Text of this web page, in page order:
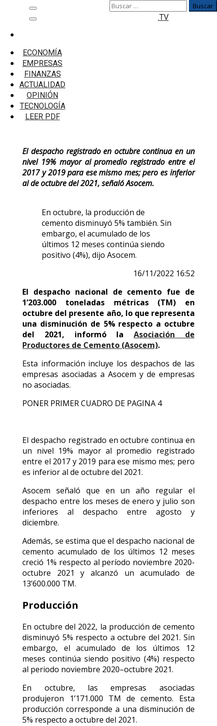
Menú
principal
ECONOMÍA
EMPRESAS
FINANZAS
ACTUALIDAD
OPINIÓN
TECNOLOGÍA
LEER PDF
Buscar:
.TV
Despacho nacional de cemento se contrajo 5% en
octubre, afirma Asocem
Despacho nacional de cemento se
contrajo 5% en octubre, afirma Asocem
El despacho registrado en octubre continua en un
nivel 19% mayor al promedio registrado entre el
2017 y 2019 para ese mismo mes; pero es inferior
al de octubre del 2021, señaló Asocem.
En octubre, la producción de
cemento disminuyó 5% también. Sin
embargo, el acumulado de los
últimos 12 meses continúa siendo
positivo (4%), dijo Asocem.
16/11/2022 16:52
El despacho nacional de cemento fue de
1’203.000 toneladas métricas (TM) en
octubre del presente año, lo que representa
una disminución de 5% respecto a octubre
del 2021, informó la Asociación de
Productores de Cemento (Asocem).
Esta información incluye los despachos de las
empresas asociadas a Asocem y de empresas
no asociadas.
PONER PRIMER CUADRO DE PAGINA 4
El despacho registrado en octubre continua en
un nivel 19% mayor al promedio registrado
entre el 2017 y 2019 para ese mismo mes; pero
es inferior al de octubre del 2021.
Asocem señaló que en un año regular el
despacho entre los meses de enero y julio son
inferiores al despacho entre agosto y
diciembre.
Además, se estima que el despacho nacional de
cemento acumulado de los últimos 12 meses
creció 1% respecto al período noviembre 2020-
octubre 2021 y alcanzó un acumulado de
13’600.000 TM.
Producción
En octubre del 2022, la producción de cemento
disminuyó 5% respecto a octubre del 2021. Sin
embargo, el acumulado de los últimos 12
meses continúa siendo positivo (4%) respecto
al periodo noviembre 2020–octubre 2021.
En octubre, las empresas asociadas
produjeron 1’171.000 TM de cemento. Esta
producción corresponde a una disminución de
5% respecto a octubre del 2021.